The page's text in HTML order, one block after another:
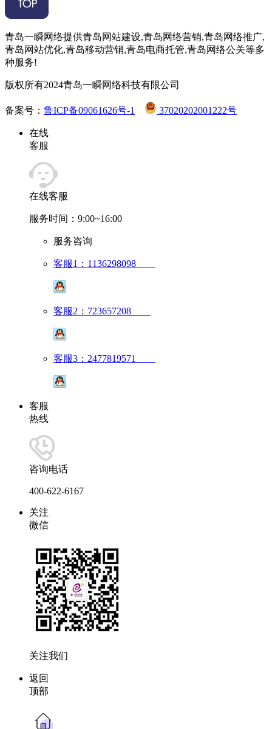
青岛一瞬网络提供青岛网站建设,青岛网络营销,青岛网络推广,
青岛网站优化,青岛移动营销,青岛电商托管,青岛网络公关等多
种服务!
版权所有2024青岛一瞬网络科技有限公司
备案号： 鲁ICP备09061626号-1 37020202001222号
在线
客服
在线客服
服务时间：9:00~16:00
服务咨询
客服1：1136298098
客服2：723657208
客服3：2477819571
客服
热线
咨询电话
400-622-6167
关注
微信
关注我们
返回
顶部